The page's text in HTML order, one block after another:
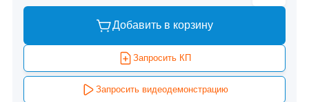
Добавить в корзину
Запросить КП
Запросить видеодемонстрацию